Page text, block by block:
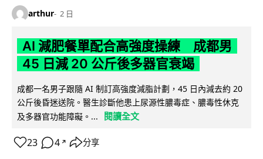
arthur 2 日
AI 減肥餐單配合高強度操練 成都男
45 日減 20 公斤後多器官衰竭
成都一名男子跟隨 AI 制訂高強度減脂計劃，45 日內減去約 20
公斤後昏迷送院。醫生診斷他患上尿源性膿毒症、膿毒性休克
及多器官功能障礙。...
閱讀全文
23 4 ↗ 分享